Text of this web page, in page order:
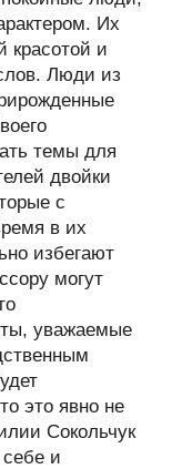
Их
красотой и
Люди из
темы для
двойки
с
в их
избегают
могут
уважаемые
это явно не
Сокольчук
и